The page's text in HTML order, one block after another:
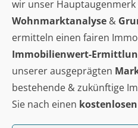
wir unser
Wohnmarktanalyse &
ermitteln einen fairen
Immobilienwert-
unserer ausgeprägten
bestehende & zukünftige
Sie nach einen